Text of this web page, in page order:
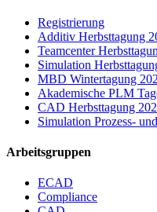
Registrierung
Additiv Herbsttagung
Teamcenter
Simulation
MBD Wintertagung
Akademische PLM
CAD Herbsttagung
Simulation Prozess-
Arbeitsgruppen
ECAD
Compliance